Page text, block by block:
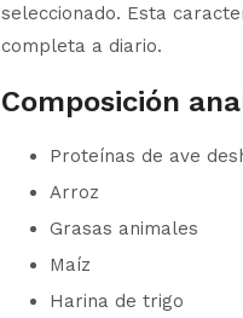
seleccionado. Esta
completa a diario.
Composición
Proteínas de ave
Arroz
Grasas animales
Maíz
Harina de trigo